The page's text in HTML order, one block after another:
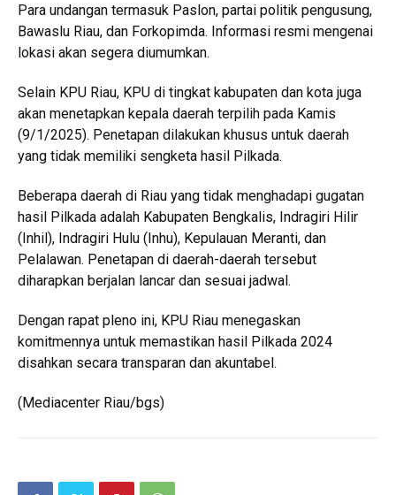
Para undangan termasuk Paslon, partai politik pengusung,
Bawaslu Riau, dan Forkopimda. Informasi resmi mengenai
lokasi akan segera diumumkan.
Selain KPU Riau, KPU di tingkat kabupaten dan kota juga
akan menetapkan kepala daerah terpilih pada Kamis
(9/1/2025). Penetapan dilakukan khusus untuk daerah
yang tidak memiliki sengketa hasil Pilkada.
Beberapa daerah di Riau yang tidak menghadapi gugatan
hasil Pilkada adalah Kabupaten Bengkalis, Indragiri Hilir
(Inhil), Indragiri Hulu (Inhu), Kepulauan Meranti, dan
Pelalawan. Penetapan di daerah-daerah tersebut
diharapkan berjalan lancar dan sesuai jadwal.
Dengan rapat pleno ini, KPU Riau menegaskan
komitmennya untuk memastikan hasil Pilkada 2024
disahkan secara transparan dan akuntabel.
(Mediacenter Riau/bgs)